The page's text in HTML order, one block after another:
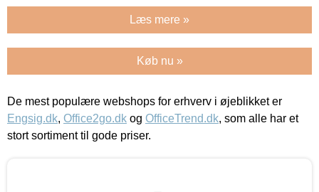
Læs mere »
Køb nu »
De mest populære webshops for erhverv i øjeblikket er
Engsig.dk, Office2go.dk og OfficeTrend.dk, som alle har et
stort sortiment til gode priser.